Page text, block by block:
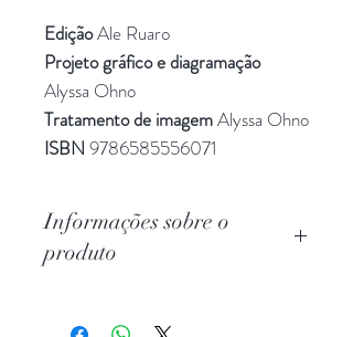
EdiçãoAle Ruaro
Projeto gráfico e diagramação
Alyssa Ohno
Tratamento de imagemAlyssa Ohno
ISBN 9786585556071
Informações sobre o
produto
140 pg. Impresso em Offset 120